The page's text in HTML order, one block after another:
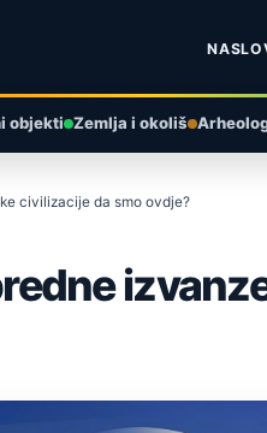
objekti Zemlja i okoliš
civilizacije da smo ovdje?